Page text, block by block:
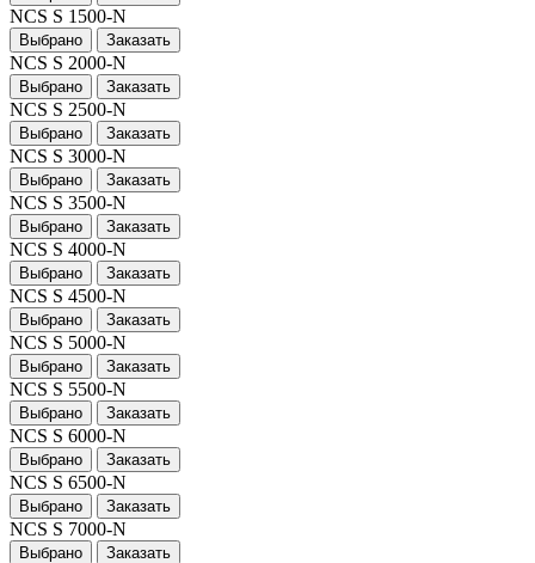
NCS S 1500-N
Выбрано Заказать
NCS S 2000-N
Выбрано Заказать
NCS S 2500-N
Выбрано Заказать
NCS S 3000-N
Выбрано Заказать
NCS S 3500-N
Выбрано Заказать
NCS S 4000-N
Выбрано Заказать
NCS S 4500-N
Выбрано Заказать
NCS S 5000-N
Выбрано Заказать
NCS S 5500-N
Выбрано Заказать
NCS S 6000-N
Выбрано Заказать
NCS S 6500-N
Выбрано Заказать
NCS S 7000-N
Выбрано Заказать